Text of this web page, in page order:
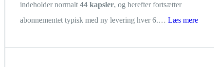
indeholder normalt 44 kapsler, og herefter fortsætter
abonnementet typisk med ny levering hver 6.… Læs mere